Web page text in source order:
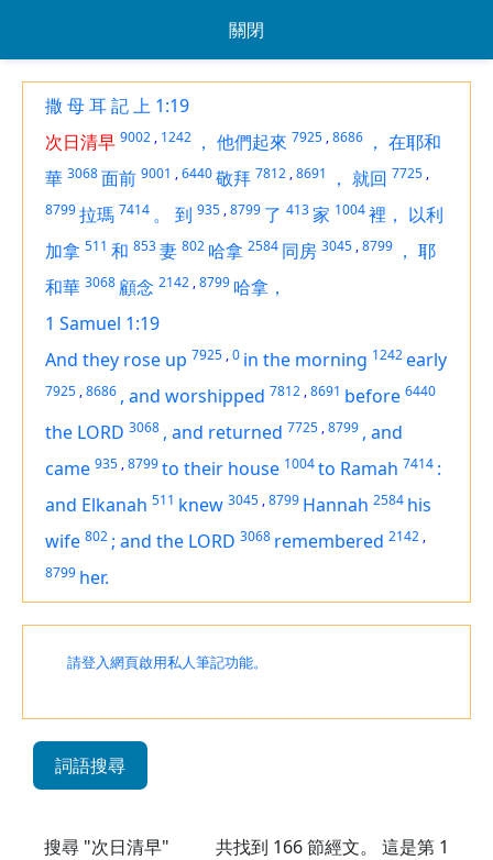
關閉
撒 母 耳 記 上 1:19
次日清早 9002 , 1242 ， 他們起來 7925 ,8686 ， 在耶和
華 3068面前 9001 ,6440敬拜 7812 ,8691 ， 就回 7725 ,
8799拉瑪 7414 。 到 935 ,8799 了 413家 1004裡， 以利
加拿 511 和 853妻 802 哈拿 2584 同房 3045 ,8799 ， 耶
和華 3068 顧念 2142 ,8799 哈拿，
1 Samuel 1:19
And they rose up 7925 ,0 in the morning 1242early
7925 ,8686 , and worshipped 7812 ,8691 before 6440
the LORD 3068 , and returned 7725 ,8799 , and
came 935 ,8799to their house 1004to Ramah 7414 :
and Elkanah 511 knew 3045 ,8799 Hannah 2584 his
wife 802 ; and the LORD 3068 remembered 2142 ,
8799 her.
請登入網頁啟用私人筆記功能。
詞語搜尋
搜尋 "次日清早" 共找到 166節經文。 這是第 1